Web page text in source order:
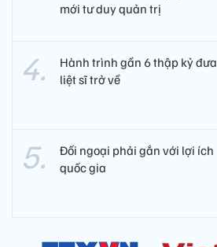
mới tư duy quản trị
Hành trình gần 6 thập kỷ đưa
liệt sĩ trở về
Đối ngoại phải gắn với lợi ích
quốc gia